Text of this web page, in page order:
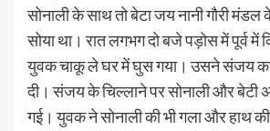
सोनाली के साथ तो बेटा जय नानी गौरी
सोया था। रात लगभग दो बजे पड़ोस में पूर्व में
युवक चाकू ले घर में घुस गया। उसने संजय का
दी। संजय के चिल्लाने पर सोनाली और बेटी
गई। युवक ने सोनाली की भी गला और हाथ